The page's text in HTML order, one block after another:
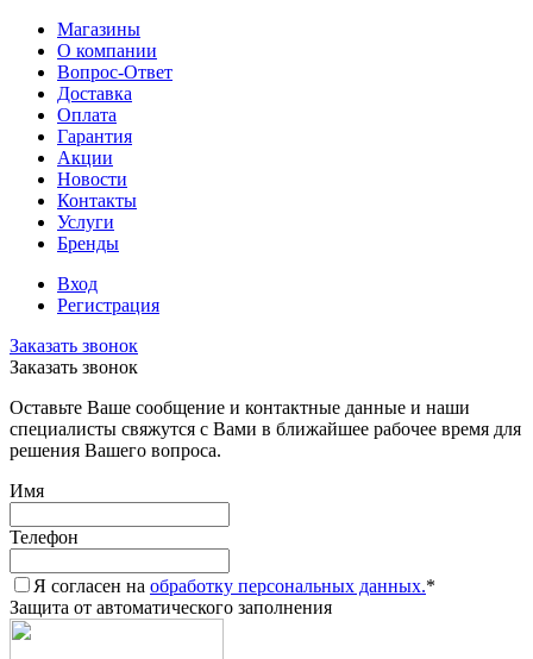
Магазины
О компании
Вопрос-Ответ
Доставка
Оплата
Гарантия
Акции
Новости
Контакты
Услуги
Бренды
Вход
Регистрация
Заказать звонок
Заказать звонок
Оставьте Ваше сообщение и контактные данные и наши
специалисты свяжутся с Вами в ближайшее рабочее время для
решения Вашего вопроса.
Имя
Телефон
Я согласен на обработку персональных данных.*
Защита от автоматического заполнения